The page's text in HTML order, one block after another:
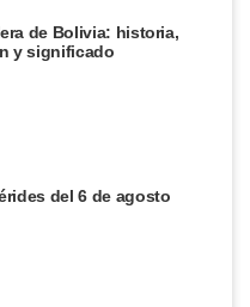
de Bolivia: historia,
y significado
del 6 de agosto